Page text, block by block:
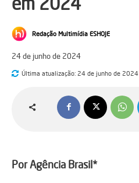
Redação Multimídia ESHOJE
24 de junho de 2024
Última atualização: 24 de junho de 2024
Por Agência Brasil*